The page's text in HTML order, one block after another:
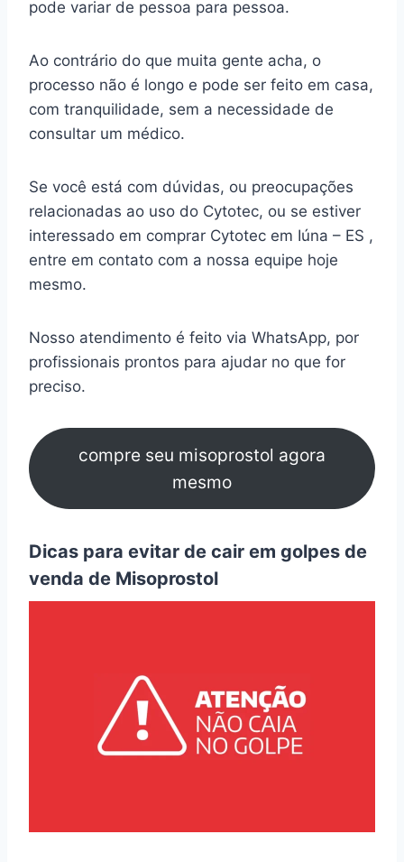
pode variar de pessoa para pessoa.
Ao contrário do que muita gente acha, o
processo não é longo e pode ser feito em casa,
com tranquilidade, sem a necessidade de
consultar um médico.
Se você está com dúvidas, ou preocupações
relacionadas ao uso do Cytotec, ou se estiver
interessado em comprar Cytotec em Iúna – ES ,
entre em contato com a nossa equipe hoje
mesmo.
Nosso atendimento é feito via WhatsApp, por
profissionais prontos para ajudar no que for
preciso.
compre seu misoprostol agora
mesmo
Dicas para evitar de cair em golpes de
venda de Misoprostol